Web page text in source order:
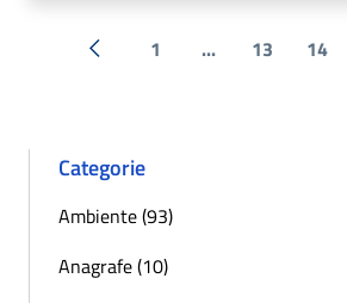
« Precedente
1 ... 13 14
Categorie
Ambiente (93)
Anagrafe (10)